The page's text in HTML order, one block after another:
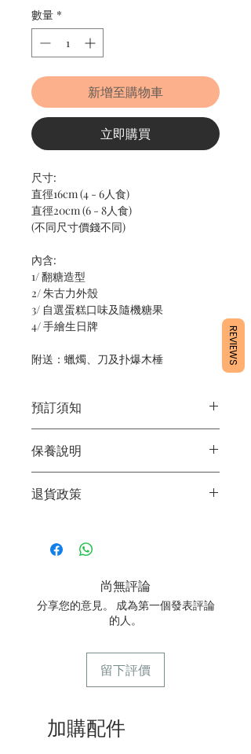
數量 *
新增至購物車
立即購買
尺寸:
直徑16cm (4 - 6人食)
直徑20cm (6 - 8人食)
(不同尺寸價錢不同)
內含:
1/ 翻糖造型
2/ 朱古力外殼
3/ 自選蛋糕口味及隨機糖果
4/ 手繪生日牌
附送：蠟燭、刀及扑爆木棰
預訂須知
定日期取貨請提早10 - 14天前落單🤗
2/ 下單後24小時內會有專人電郵確認訂
單
3/ 取貨時需要出示確認訊息 或 訂單編
店】
6/ 送貨訂單：本店只提供營業時間內送
貨。運費請參考
常見問題。
7/ 營業時間：請參考本網站
保養說明
2/ 運送時避免大力搖晃
退貨政策
作，不設退換。
尚無評論
分享您的意見。 成為第一個發表評論
的人。
留下評價
加購配件
REVIEWS